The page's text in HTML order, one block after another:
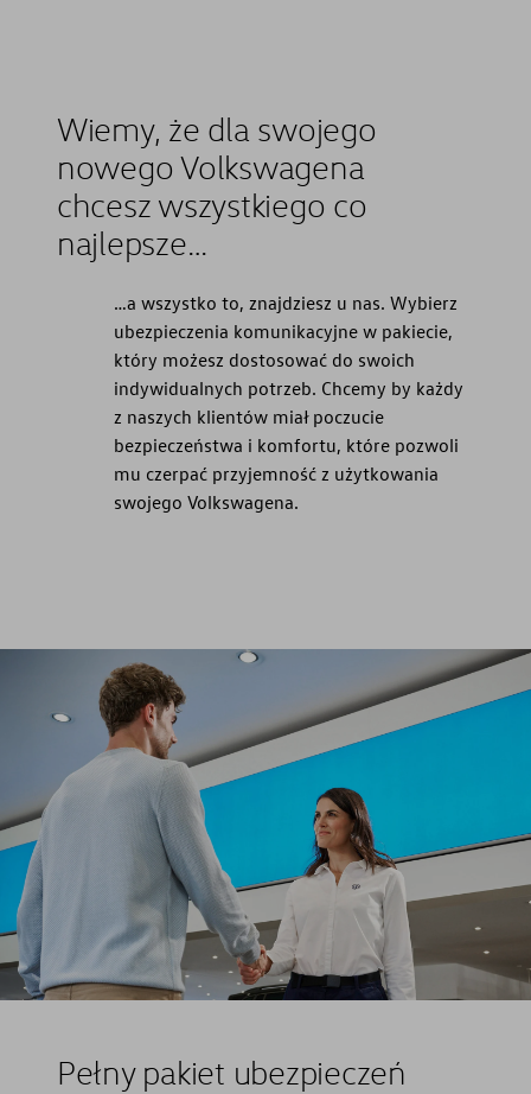
Wiemy, że dla swojego
nowego Volkswagena
chcesz wszystkiego co
najlepsze…
…a wszystko to, znajdziesz u nas. Wybierz
ubezpieczenia komunikacyjne w pakiecie,
który możesz dostosować do swoich
indywidualnych potrzeb. Chcemy by każdy
z naszych klientów miał poczucie
bezpieczeństwa i komfortu, które pozwoli
mu czerpać przyjemność z użytkowania
swojego Volkswagena.
Pełny pakiet ubezpieczeń